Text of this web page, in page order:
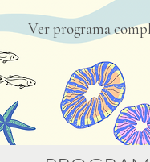
Ver programa